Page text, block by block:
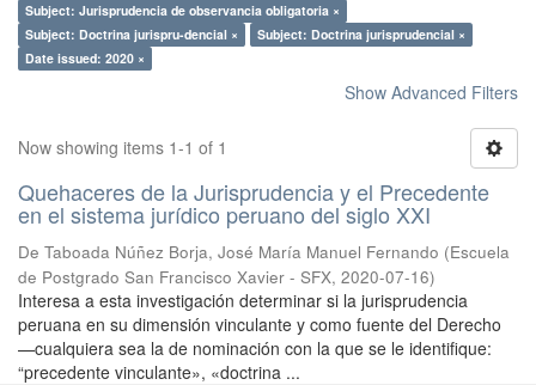
Subject: Jurisprudencia de observancia obligatoria ×
Subject: Doctrina jurispru-dencial ×
Subject: Doctrina jurisprudencial ×
Date issued: 2020 ×
Show Advanced Filters
Now showing items 1-1 of 1
Quehaceres de la Jurisprudencia y el Precedente
en el sistema jurídico peruano del siglo XXI
De Taboada Núñez Borja, José María Manuel Fernando (Escuela
de Postgrado San Francisco Xavier - SFX, 2020-07-16)
Interesa a esta investigación determinar si la jurisprudencia
peruana en su dimensión vinculante y como fuente del Derecho
—cualquiera sea la de nominación con la que se le identifique:
“precedente vinculante», «doctrina ...